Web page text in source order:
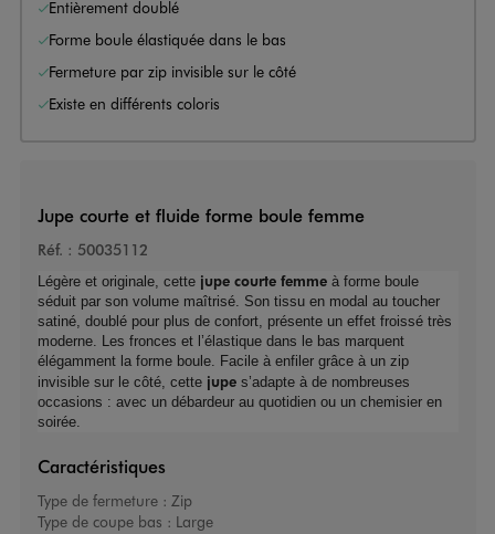
Entièrement doublé
Forme boule élastiquée dans le bas
Fermeture par zip invisible sur le côté
Existe en différents coloris
Jupe courte et fluide forme boule femme
Réf. : 50035112
Légère et originale, cettejupe courte femme à forme boule
séduit par son volume maîtrisé. Son tissu en modal au toucher
satiné, doublé pour plus de confort, présente un effet froissé très
moderne. Les fronces et l’élastique dans le bas marquent
élégamment la forme boule. Facile à enfiler grâce à un zip
invisible sur le côté, cette jupes’adapte à de nombreuses
occasions : avec un débardeur au quotidien ou un chemisier en
soirée.
Caractéristiques
Type de fermeture : Zip
Type de coupe bas : Large